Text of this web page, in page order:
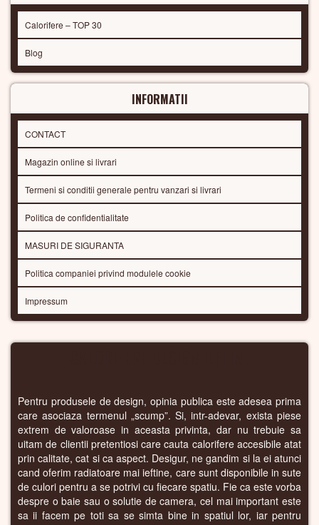
Calorifere – TOP 30
Blog
INFORMATII
CONTACT
Magazin online si livrari
Termeni si conditii generale pentru vanzari si livrari
Politica de confidentialitate
MASURI DE SIGURANTA
Politica companiei privind modulele cookie
Impressum
Pentru produsele de design, opinia publica este adesea prima
care asociaza termenul „scump”. Si, intr-adevar, exista piese
extrem de valoroase in aceasta privinta, dar nu trebuie sa
uitam de clientii pretentiosi care cauta calorifere accesibile atat
prin calitate, cat si ca aspect. Desigur, ne gandim si la ei atunci
cand oferim radiatoare mai ieftine, care sunt disponibile in sute
de culori pentru a se potrivi cu fiecare spatiu. Fie ca este vorba
despre o baie sau o solutie de camera, cel mai important este
sa ii facem pe toti sa se simta bine in spatiul lor, iar pentru